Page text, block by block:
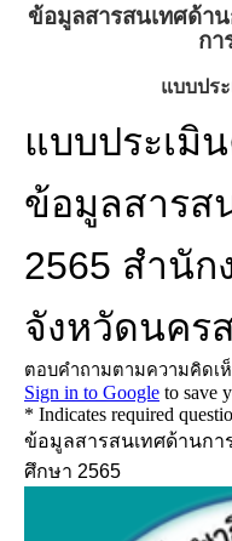
ข้อมูลสารสนเทศด้า
กา
แบบปร